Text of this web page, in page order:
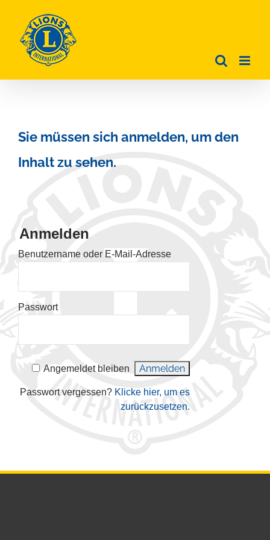
Inhalt
springen
Sie müssen sich anmelden, um den
Inhalt zu sehen.
Anmelden
Benutzername oder E-Mail-Adresse
Passwort
Angemeldet bleiben
Passwort vergessen? Klicke hier, um es
zurückzusetzen.